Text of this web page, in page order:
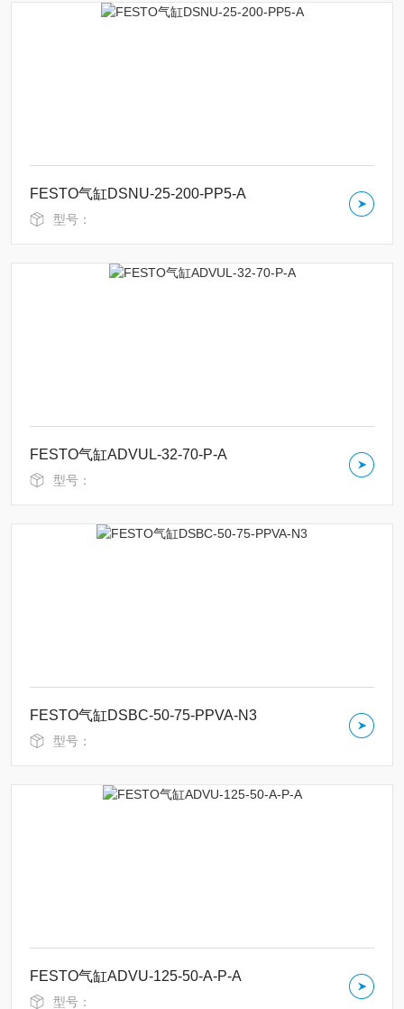
FESTO气缸DSNU-25-200-PP5-A
型号：
FESTO气缸ADVUL-32-70-P-A
型号：
FESTO气缸DSBC-50-75-PPVA-N3
型号：
FESTO气缸ADVU-125-50-A-P-A
型号：